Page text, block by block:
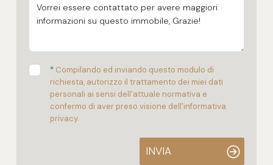
* Compilando ed inviando questo modulo di
richiesta, autorizzo il trattamento dei miei dati
personali ai sensi dell'attuale normativa e
confermo di aver preso visione dell'informativa
privacy.
INVIA